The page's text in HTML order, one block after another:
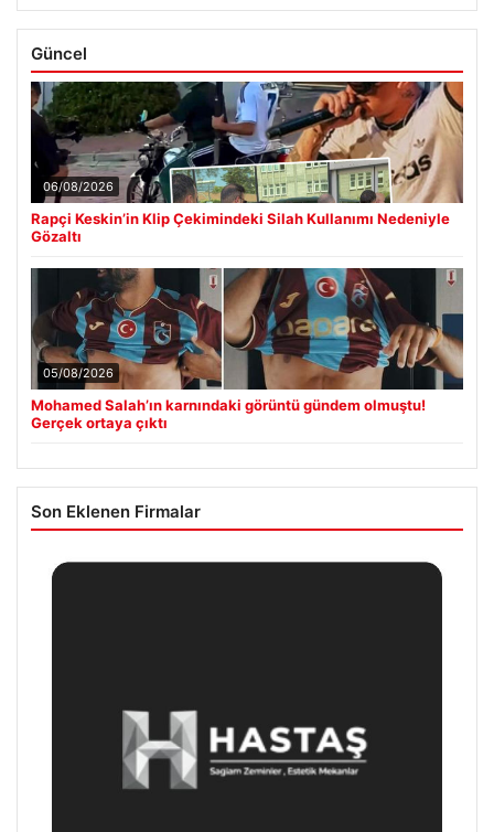
Güncel
06/08/2026
Rapçi Keskin’in Klip Çekimindeki Silah Kullanımı Nedeniyle
Gözaltı
05/08/2026
Mohamed Salah’ın karnındaki görüntü gündem olmuştu!
Gerçek ortaya çıktı
Son Eklenen Firmalar